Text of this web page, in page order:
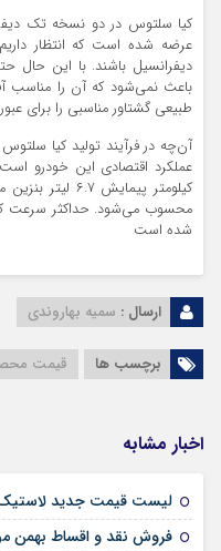
کیا سلتوس در دو نسخه تک
عرضه شده است که انتظار
دیفرانسیل باشند. با این
طبیعی گشتاور مناسبی را برای
آن‌چه در فرآیند تولید کیا
کیلومتر
شده است
ارسال : سمیه بهاروندی
برچسب ها قیمت
اخبار مشابه
لیست قیمت جدید لاستیک‌های
فروش نقد و اقساط بهمن